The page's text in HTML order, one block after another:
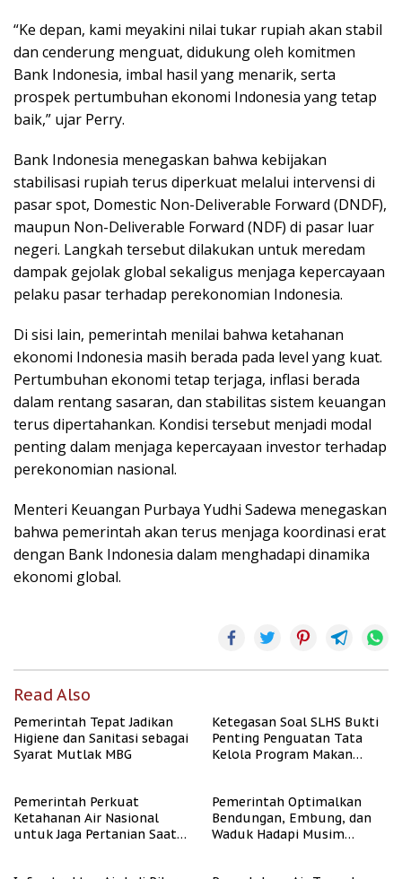
“Ke depan, kami meyakini nilai tukar rupiah akan stabil
dan cenderung menguat, didukung oleh komitmen
Bank Indonesia, imbal hasil yang menarik, serta
prospek pertumbuhan ekonomi Indonesia yang tetap
baik,” ujar Perry.
Bank Indonesia menegaskan bahwa kebijakan
stabilisasi rupiah terus diperkuat melalui intervensi di
pasar spot, Domestic Non-Deliverable Forward (DNDF),
maupun Non-Deliverable Forward (NDF) di pasar luar
negeri. Langkah tersebut dilakukan untuk meredam
dampak gejolak global sekaligus menjaga kepercayaan
pelaku pasar terhadap perekonomian Indonesia.
Di sisi lain, pemerintah menilai bahwa ketahanan
ekonomi Indonesia masih berada pada level yang kuat.
Pertumbuhan ekonomi tetap terjaga, inflasi berada
dalam rentang sasaran, dan stabilitas sistem keuangan
terus dipertahankan. Kondisi tersebut menjadi modal
penting dalam menjaga kepercayaan investor terhadap
perekonomian nasional.
Menteri Keuangan Purbaya Yudhi Sadewa menegaskan
bahwa pemerintah akan terus menjaga koordinasi erat
dengan Bank Indonesia dalam menghadapi dinamika
ekonomi global.
Read Also
Pemerintah Tepat Jadikan
Higiene dan Sanitasi sebagai
Syarat Mutlak MBG
Ketegasan Soal SLHS Bukti
Penting Penguatan Tata
Kelola Program Makan
Pemerintah Perkuat
Ketahanan Air Nasional
untuk Jaga Pertanian Saat
Pemerintah Optimalkan
Bendungan, Embung, dan
Waduk Hadapi Musim